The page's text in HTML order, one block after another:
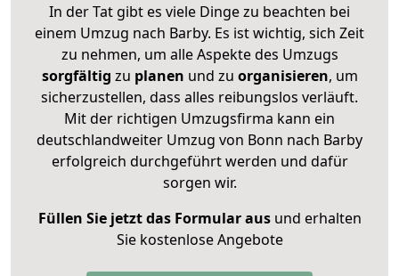
In der Tat gibt es viele Dinge zu beachten bei
einem Umzug nach Barby. Es ist wichtig, sich Zeit
zu nehmen, um alle Aspekte des Umzugs
sorgfältig zu planen und zu organisieren, um
sicherzustellen, dass alles reibungslos verläuft.
Mit der richtigen Umzugsfirma kann ein
deutschlandweiter Umzug von Bonn nach Barby
erfolgreich durchgeführt werden und dafür
sorgen wir.
Füllen Sie jetzt das Formular ausund erhalten
Sie kostenlose Angebote